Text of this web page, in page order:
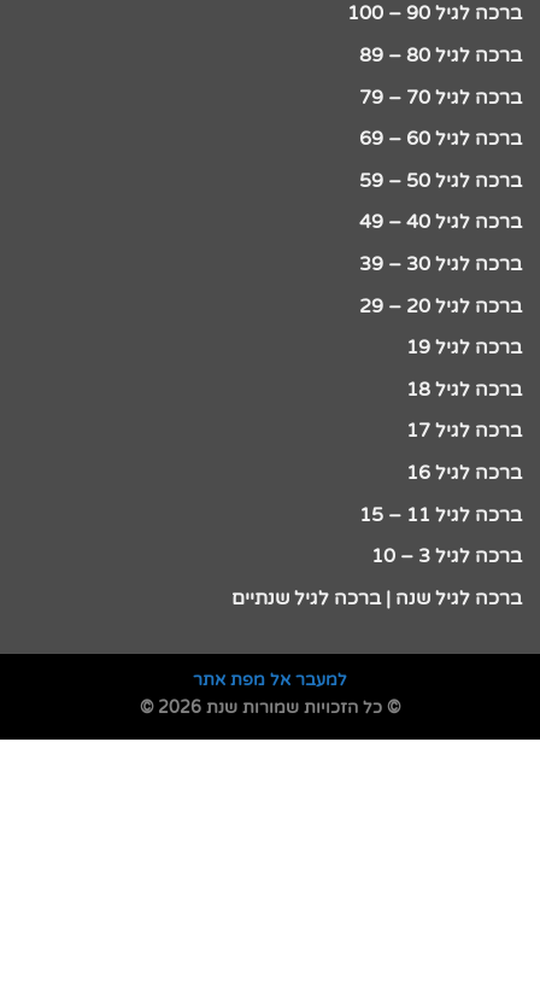
ברכה לגיל 90 – 100
ברכה לגיל 80 – 89
ברכה לגיל 70 – 79
ברכה לגיל 60 – 69
ברכה לגיל 50 – 59
ברכה לגיל 40 – 49
ברכה לגיל 30 – 39
ברכה לגיל 20 – 29
ברכה לגיל 19
ברכה לגיל 18
ברכה לגיל 17
ברכה לגיל 16
ברכה לגיל 11 – 15
ברכה לגיל 3 – 10
ברכה לגיל שנה | ברכה לגיל שנתיים
למעבר אל מפת אתר
© כל הזכויות שמורות שנת 2026 ©